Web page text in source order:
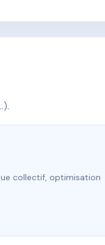
collectif, optimisation